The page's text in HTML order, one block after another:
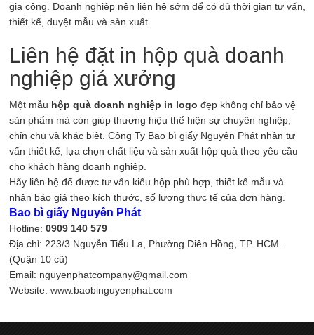
gia công. Doanh nghiệp nên liên hệ sớm để có đủ thời gian tư vấn,
thiết kế, duyệt mẫu và sản xuất.
Liên hệ đặt in hộp quà doanh
nghiệp giá xưởng
Một mẫu hộp quà doanh nghiệp in logo đẹp không chỉ bảo vệ
sản phẩm mà còn giúp thương hiệu thể hiện sự chuyên nghiệp,
chỉn chu và khác biệt. Công Ty Bao bì giấy Nguyên Phát nhận tư
vấn thiết kế, lựa chọn chất liệu và sản xuất hộp quà theo yêu cầu
cho khách hàng doanh nghiệp.
Hãy liên hệ để được tư vấn kiểu hộp phù hợp, thiết kế mẫu và
nhận báo giá theo kích thước, số lượng thực tế của đơn hàng.
Bao bì giấy Nguyên Phát
Hotline: 0909 140 579
Địa chỉ: 223/3 Nguyễn Tiểu La, Phường Diên Hồng, TP. HCM.
(Quận 10 cũ)
Email: nguyenphatcompany@gmail.com
Website: www.baobinguyenphat.com